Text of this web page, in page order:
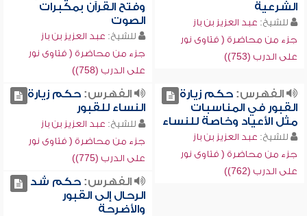
الشرعية
للشيخ: عبد العزيز بن باز
جزء من محاضرة ( فتاوى نور
على الدرب (753))
وفتح القرآن بمكبرات
الصوت
للشيخ: عبد العزيز بن باز
جزء من محاضرة ( فتاوى نور
على الدرب (758))
الفهرس:حكم زيارة
القبور في المناسبات
مثل الأعياد وخاصة للنساء
للشيخ: عبد العزيز بن باز
جزء من محاضرة ( فتاوى نور
على الدرب (762))
الفهرس:حكم زيارة
النساء للقبور
للشيخ: عبد العزيز بن باز
جزء من محاضرة ( فتاوى نور
على الدرب (775))
الفهرس:حكم شد
الرحال إلى القبور
والأضرحة